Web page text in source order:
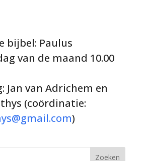
bijbel: Paulus
van de maand 10.00
Jan van Adrichem en
(coördinatie:
)